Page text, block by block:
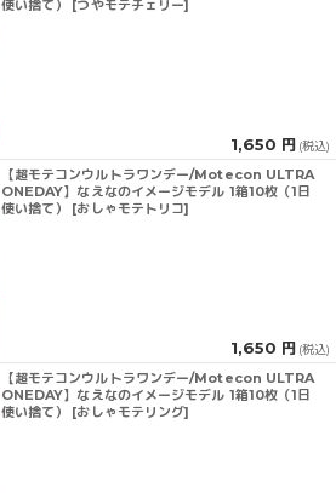
使い捨て） [つやモテチェリー]
1,650 円 (税込)
【超モテコンウルトラワンデー/Motecon ULTRA
ONEDAY】なえなのイメージモデル 1箱10枚（1日
使い捨て） [おしゃモテトリコ]
1,650 円 (税込)
【超モテコンウルトラワンデー/Motecon ULTRA
ONEDAY】なえなのイメージモデル 1箱10枚（1日
使い捨て） [おしゃモテリング]